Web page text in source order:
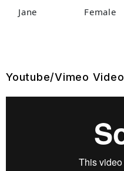
Jane Female
Youtube/Vimeo Video